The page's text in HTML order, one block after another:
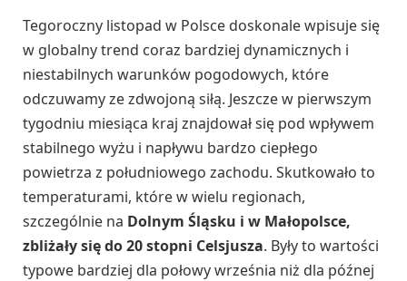
Tegoroczny listopad w Polsce doskonale wpisuje się
w globalny trend coraz bardziej dynamicznych i
niestabilnych warunków pogodowych, które
odczuwamy ze zdwojoną siłą. Jeszcze w pierwszym
tygodniu miesiąca kraj znajdował się pod wpływem
stabilnego wyżu i napływu bardzo ciepłego
powietrza z południowego zachodu. Skutkowało to
temperaturami, które w wielu regionach,
szczególnie na Dolnym Śląsku i w Małopolsce,
zbliżały się do 20 stopni Celsjusza. Były to wartości
typowe bardziej dla połowy września niż dla późnej